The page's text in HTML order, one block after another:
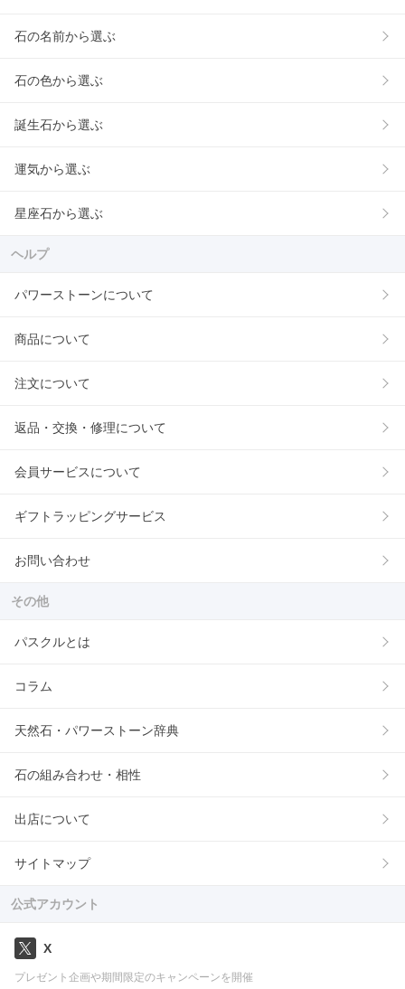
石の名前から選ぶ
石の色から選ぶ
誕生石から選ぶ
運気から選ぶ
星座石から選ぶ
ヘルプ
パワーストーンについて
商品について
注文について
返品・交換・修理について
会員サービスについて
ギフトラッピングサービス
お問い合わせ
その他
パスクルとは
コラム
天然石・パワーストーン辞典
石の組み合わせ・相性
出店について
サイトマップ
公式アカウント
X
プレゼント企画や期間限定のキャンペーンを開催